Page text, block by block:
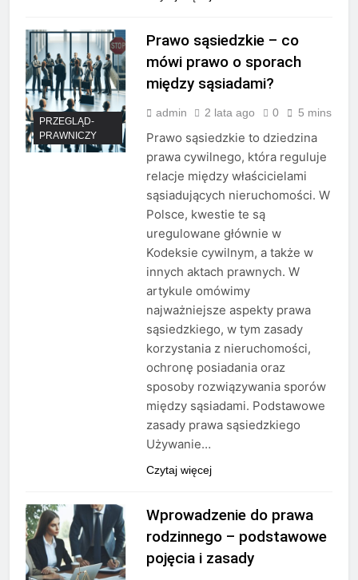
PRZEGLĄD-
PRAWNICZY
Prawo sąsiedzkie – co
mówi prawo o sporach
między sąsiadami?
admin 2 lata ago 0 5 mins
Prawo sąsiedzkie to dziedzina
prawa cywilnego, która reguluje
relacje między właścicielami
sąsiadujących nieruchomości. W
Polsce, kwestie te są
uregulowane głównie w
Kodeksie cywilnym, a także w
innych aktach prawnych. W
artykule omówimy
najważniejsze aspekty prawa
sąsiedzkiego, w tym zasady
korzystania z nieruchomości,
ochronę posiadania oraz
sposoby rozwiązywania sporów
między sąsiadami. Podstawowe
zasady prawa sąsiedzkiego
Używanie…
Czytaj więcej
Wprowadzenie do prawa
rodzinnego – podstawowe
pojęcia i zasady